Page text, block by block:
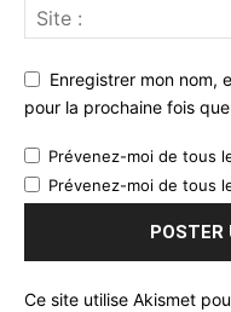
Enregistrer mon nom,
pour la prochaine fois
Prévenez-moi de tous
Prévenez-moi de tous
Ce site utilise Akismet